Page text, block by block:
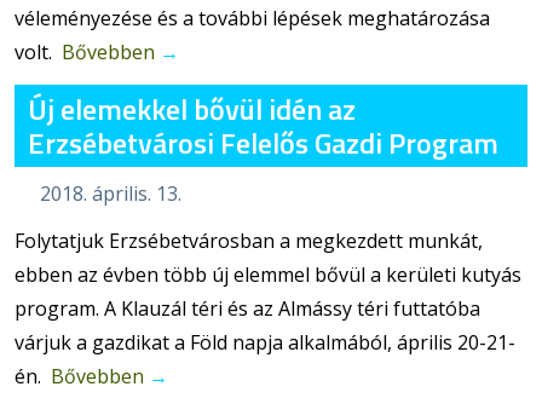
véleményezése és a további lépések meghatározása
volt. Bővebben →
Új elemekkel bővül idén az
Erzsébetvárosi Felelős Gazdi Program
2018. április. 13.
Folytatjuk Erzsébetvárosban a megkezdett munkát,
ebben az évben több új elemmel bővül a kerületi kutyás
program. A Klauzál téri és az Almássy téri futtatóba
várjuk a gazdikat a Föld napja alkalmából, április 20-21-
én. Bővebben →